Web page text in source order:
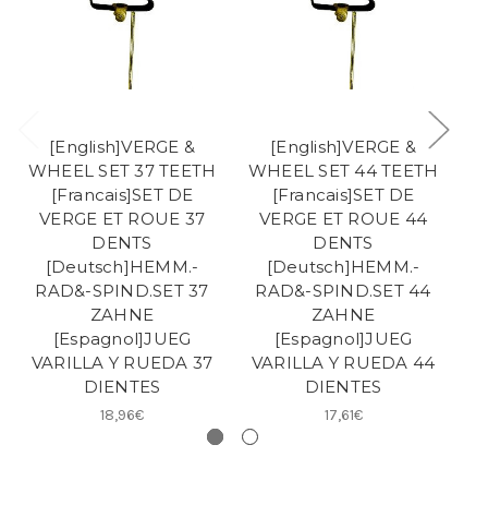
[English]VERGE &
WHEEL SET 37 TEETH
[Francais]SET DE
VERGE ET ROUE 37
DENTS
[Deutsch]HEMM.-
RAD&-SPIND.SET 37
ZAHNE
[Espagnol]JUEG
VARILLA Y RUEDA 37
DIENTES
18,96€
[English]VERGE &
WHEEL SET 44 TEETH
[Francais]SET DE
VERGE ET ROUE 44
DENTS
[Deutsch]HEMM.-
RAD&-SPIND.SET 44
ZAHNE
[Espagnol]JUEG
VARILLA Y RUEDA 44
DIENTES
17,61€